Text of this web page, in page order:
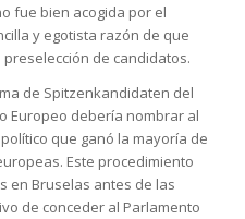
fue bien acogida por el
y egotista razón de que
de candidatos.
de Spitzenkandidaten del
Europeo debería nombrar al
que ganó la mayoría de
Este procedimiento
en Bruselas antes de las
de conceder al Parlamento